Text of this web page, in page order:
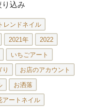
込み
レンドネイル
2021年 2022
いちごアート
り お店のアカウント
お洒落
アートネイル